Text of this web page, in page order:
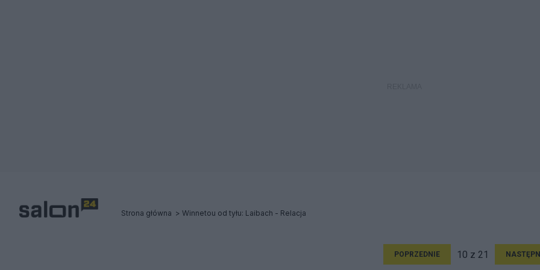
Strona główna Winnetou od tyłu: Laibach - Relacja
POPRZEDNIE 10 z 21